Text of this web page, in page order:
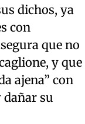
dichos, ya
con
que no
y que
ajena” con
su